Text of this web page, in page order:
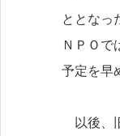
ととなっ
ＮＰＯで
予定を早
以後、